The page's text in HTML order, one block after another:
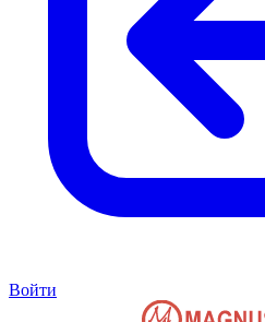
Войти